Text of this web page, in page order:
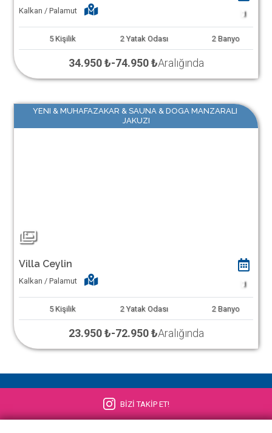
Kalkan / Palamut 1
5 Kişilik 2 Yatak Odası 2 Banyo
34.950 ₺-74.950 ₺Aralığında
YENI & MUHAFAZAKAR & SAUNA & DOGA MANZARALI
JAKUZI
Villa Ceylin
Kalkan / Palamut 1
5 Kişilik 2 Yatak Odası 2 Banyo
23.950 ₺-72.950 ₺Aralığında
BİZİ TAKİP ET!